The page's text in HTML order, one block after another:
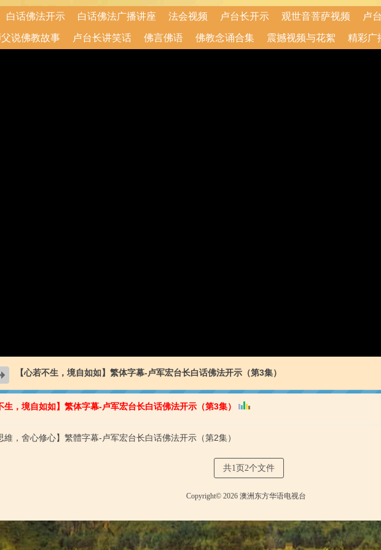
白话佛法开示 白话佛法广播讲座 法会视频 卢台长开示 观世音菩萨视频 卢
父说佛教故事 卢台长讲笑话 佛言佛语 佛教念诵合集 震撼视频与花絮 精彩广
【控制思維，舍心修心】繁體字幕-卢军宏台长白话佛法开示（第2集）
生，境自如如】繁体字幕-卢军宏台长白话佛法开示（第3集）
維，舍心修心】繁體字幕-卢军宏台长白话佛法开示（第2集）
共1页2个文件
Copyright© 2026 澳洲东方华语电视台